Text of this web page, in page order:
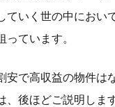
ていく世の中にお
ています。
安で高収益の物件
後ほどご説明します